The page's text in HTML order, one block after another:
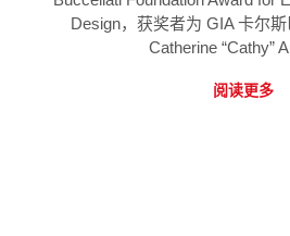
Design，获奖者为 GIA 卡尔
Catherine “Cathy”
阅读更多